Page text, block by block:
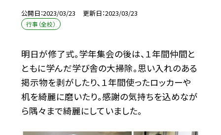
公開日 2023/03/23 更新日 2023/03/23
行事（全校）
明日が修了式。学年集会の後は、１年間仲間と
ともに学んだ学び舎の大掃除。思い入れのある
掲示物を剥がしたり、１年間使ったロッカーや
机を綺麗に磨いたり。感謝の気持ちを込めなが
ら隅々まで綺麗にしていました。